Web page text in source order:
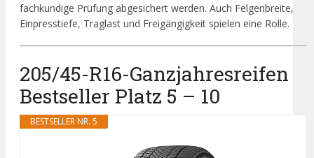
fachkundige Prüfung abgesichert werden. Auch Felgenbreite,
Einpresstiefe, Traglast und Freigängigkeit spielen eine Rolle.
205/45-R16-Ganzjahresreifen
Bestseller Platz 5 – 10
BESTSELLER NR. 5